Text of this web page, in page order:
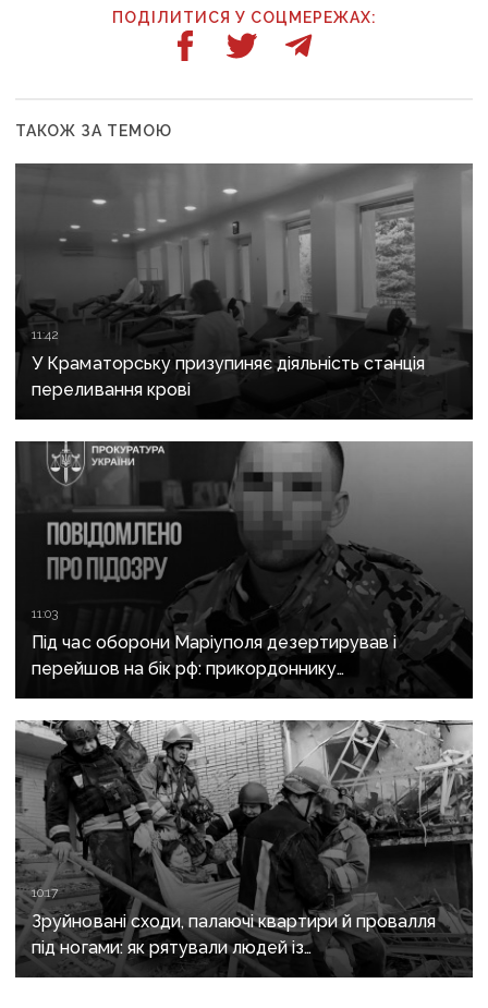
ПОДІЛИТИСЯ У СОЦМЕРЕЖАХ:
ТАКОЖ ЗА ТЕМОЮ
11:42
У Краматорську призупиняє діяльність станція
переливання крові
11:03
Під час оборони Маріуполя дезертирував і
перейшов на бік рф: прикордоннику
з «Азовсталі» повідомили про підозру
10:17
Зруйновані сходи, палаючі квартири й провалля
під ногами: як рятували людей із
багатоповерхівки в Краматорську